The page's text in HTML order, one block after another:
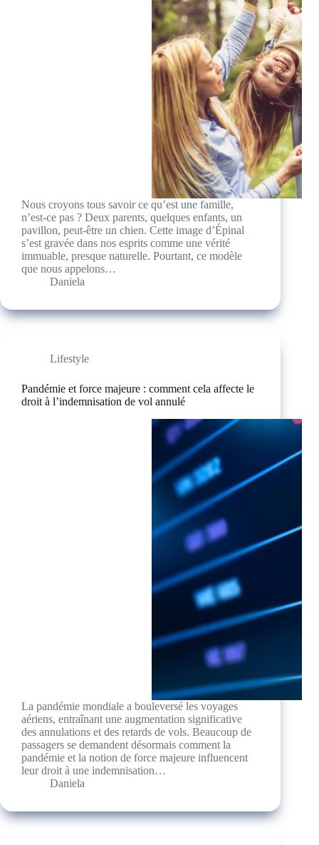
Nous croyons tous savoir ce qu’est une famille,
n’est-ce pas ? Deux parents, quelques enfants, un
pavillon, peut-être un chien. Cette image d’Épinal
s’est gravée dans nos esprits comme une vérité
immuable, presque naturelle. Pourtant, ce modèle
que nous appelons…
Daniela
Lifestyle
Pandémie et force majeure : comment cela affecte le
droit à l’indemnisation de vol annulé
La pandémie mondiale a bouleversé les voyages
aériens, entraînant une augmentation significative
des annulations et des retards de vols. Beaucoup de
passagers se demandent désormais comment la
pandémie et la notion de force majeure influencent
leur droit à une indemnisation…
Daniela